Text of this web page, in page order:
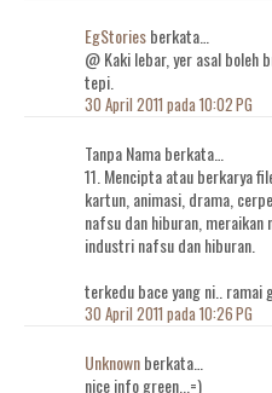
EgStoriesberkata…
@ Kaki lebar, yer asal boleh
tepi.
30 April 2011 pada 10:02 PG
Tanpa Nama berkata…
11. Mencipta atau berkarya
kartun, animasi, drama,
nafsu dan hiburan,
industri nafsu dan hiburan.
terkedu bace yang ni.. ramai
30 April 2011 pada 10:26 PG
Unknownberkata…
nice info green...=)